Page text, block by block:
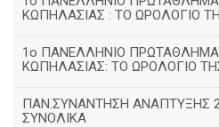
ΚΩΠΗΛΑΣΙΑΣ : ΤΟ ΩΡΟΛΟΓΙΟ
1o ΠΑΝΕΛΛΗΝΙΟ ΠΡΩΤΑΘΛΗΜΑ
ΚΩΠΗΛΑΣΙΑΣ: ΤΟ ΩΡΟΛΟΓΙΟ
ΠΑΝ.ΣΥΝΑΝΤΗΣΗ ΑΝΑΠΤΥΞΗΣ
ΣΥΝΟΛΙΚΑ